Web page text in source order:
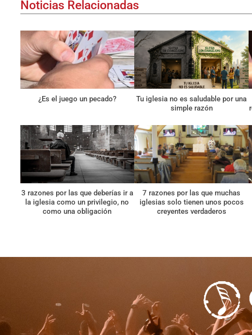
Noticias Relacionadas
¿Es el juego un pecado?
Tu iglesia no es saludable por una
simple razón
3 razones por las que deberías ir a
la iglesia como un privilegio, no
como una obligación
7 razones por las que muchas
iglesias solo tienen unos pocos
creyentes verdaderos